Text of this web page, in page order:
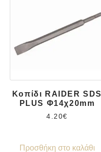
Κοπίδι RAIDER SDS
PLUS Φ14χ20mm
4.20€
Προσθήκη στο καλάθι